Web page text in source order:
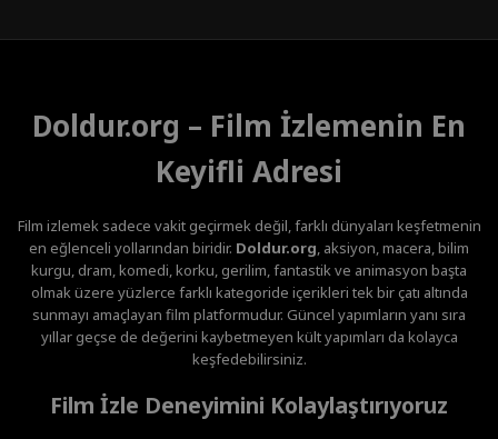
Doldur.org – Film İzlemenin En
Keyifli Adresi
Film izlemek sadece vakit geçirmek değil, farklı dünyaları keşfetmenin
en eğlenceli yollarından biridir. Doldur.org , aksiyon, macera, bilim
kurgu, dram, komedi, korku, gerilim, fantastik ve animasyon başta
olmak üzere yüzlerce farklı kategoride içerikleri tek bir çatı altında
sunmayı amaçlayan film platformudur. Güncel yapımların yanı sıra
yıllar geçse de değerini kaybetmeyen kült yapımları da kolayca
keşfedebilirsiniz.
Film İzle Deneyimini Kolaylaştırıyoruz